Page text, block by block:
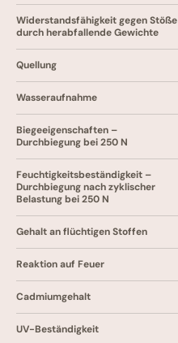
Widerstandsfähigkeit gegen Stöße
durch herabfallende Gewichte
Quellung
Wasseraufnahme
Biegeeigenschaften –
Durchbiegung bei 250 N
Feuchtigkeitsbeständigkeit –
Durchbiegung nach zyklischer
Belastung bei 250 N
Gehalt an flüchtigen Stoffen
Reaktion auf Feuer
Cadmiumgehalt
UV-Beständigkeit